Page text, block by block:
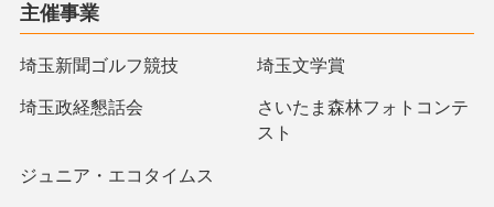
主催事業
埼玉新聞ゴルフ競技 埼玉文学賞
埼玉政経懇話会
さいたま森林フォトコンテ
スト
ジュニア・エコタイムス